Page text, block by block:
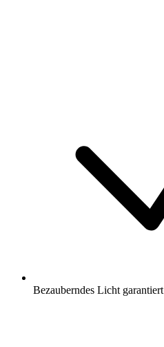
Bezauberndes Licht garantiert